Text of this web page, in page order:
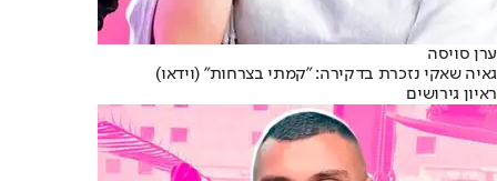
ערן סויסה
גאיה שאקי נזכרת בדקירה: "קמתי בצרחות" (וידאו)
ראיון גירושים